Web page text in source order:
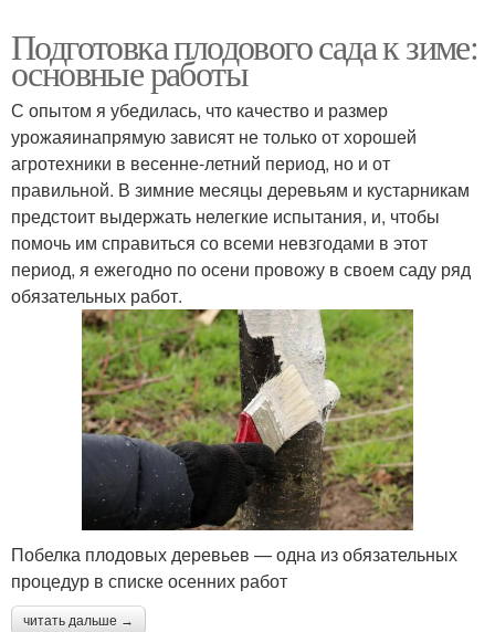
Подготовка плодового сада к зиме:
основные работы
С опытом я убедилась, что качество и размер
урожаяинапрямую зависят не только от хорошей
агротехники в весенне-летний период, но и от
правильной. В зимние месяцы деревьям и кустарникам
предстоит выдержать нелегкие испытания, и, чтобы
помочь им справиться со всеми невзгодами в этот
период, я ежегодно по осени провожу в своем саду ряд
обязательных работ.
Побелка плодовых деревьев — одна из обязательных
процедур в списке осенних работ
читать дальше →